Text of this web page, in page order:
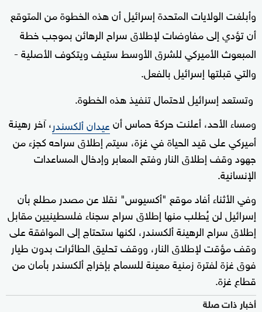
وأبلغت الولايات المتحدة إسرائيل أن هذه الخطوة من المتوقع
أن تؤدي إلى مفاوضات لإطلاق سراح الرهائن بموجب خطة
المبعوث الأميركي للشرق الأوسط ستيف ويتكوف الأصلية -
والتي قبلتها إسرائيل بالفعل.
وتستعد إسرائيل لاحتمال تنفيذ هذه الخطوة.
ومساء الأحد، أعلنت حركة حماس أنعيدان ألكسندر، آخر رهينة
أميركي على قيد الحياة في غزة، سيتم إطلاق سراحه كجزء من
جهود وقف إطلاق النار وفتح المعابر وإدخال المساعدات
الإنسانية.
وفي الأثناء أفاد موقع "أكسيوس" نقلا عن مصدر مطلع بأن
إسرائيل لن يُطلب منها إطلاق سراح سجناء فلسطينيين مقابل
إطلاق سراح الرهينة ألكسندر، لكنها ستحتاج إلى الموافقة على
وقف مؤقت لإطلاق النار، ووقف تحليق الطائرات بدون طيار
فوق غزة لفترة زمنية معينة للسماح بإخراج ألكسندر بأمان من
قطاع غزة.
أخبار ذات صلة